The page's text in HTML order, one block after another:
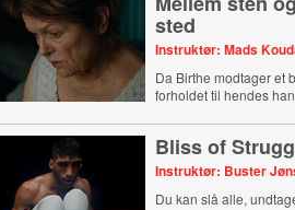
sted
Instruktør: Mads
Da Birthe modtager et
forholdet til hendes
Bliss of
Instruktør: Buster
Du kan slå alle,